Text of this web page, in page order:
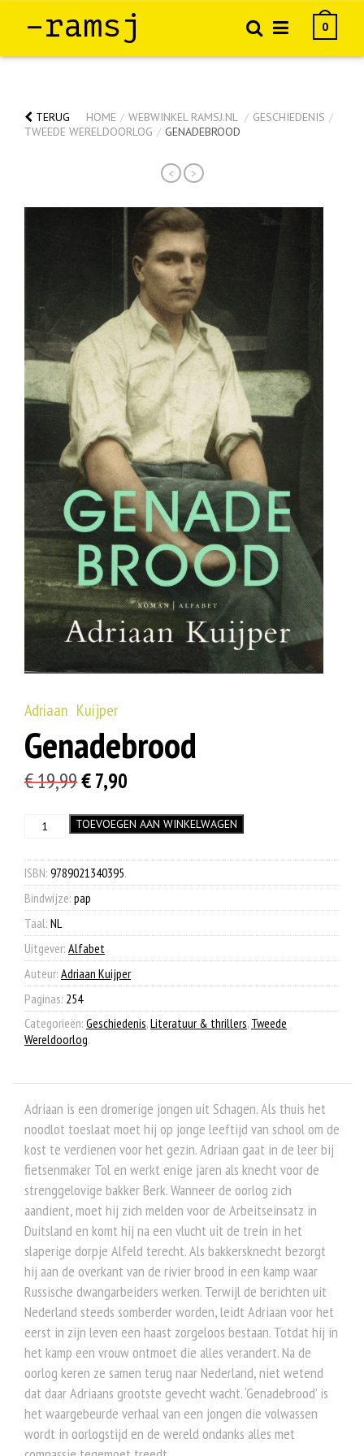
–ramsj 0
TERUG HOME / WEBWINKEL RAMSJ.NL / GESCHIEDENIS /
TWEEDE WERELDOORLOG / GENADEBROOD
< >
Adriaan Kuijper
Genadebrood
€19,99Oorspronkelijke
was:
€ 19,99.
€7,90
is:
€ 7,90.
GenadebroodTOEVOEGEN AAN WINKELWAGEN
ISBN: 9789021340395.
Bindwijze: pap
Taal: NL
Uitgever: Alfabet
Auteur: Adriaan Kuijper
Paginas: 254
Categorieën: Geschiedenis,Literatuur & thrillers, Tweede
Wereldoorlog.
Adriaan is een dromerige jongen uit Schagen. Als thuis het
noodlot toeslaat moet hij op jonge leeftijd van school om de
kost te verdienen voor het gezin. Adriaan gaat in de leer bij
fietsenmaker Tol en werkt enige jaren als knecht voor de
strenggelovige bakker Berk. Wanneer de oorlog zich
aandient, moet hij zich melden voor de Arbeitseinsatz in
Duitsland en komt hij na een vlucht uit de trein in het
slaperige dorpje Alfeld terecht. Als bakkersknecht bezorgt
hij aan de overkant van de rivier brood in een kamp waar
Russische dwangarbeiders werken. Terwijl de berichten uit
Nederland steeds somberder worden, leidt Adriaan voor het
eerst in zijn leven een haast zorgeloos bestaan. Totdat hij in
het kamp een vrouw ontmoet die alles verandert. Na de
oorlog keren ze samen terug naar Nederland, niet wetend
dat daar Adriaans grootste gevecht wacht. ‘Genadebrood’ is
het waargebeurde verhaal van een jongen die volwassen
wordt in oorlogstijd en de wereld ondanks alles met